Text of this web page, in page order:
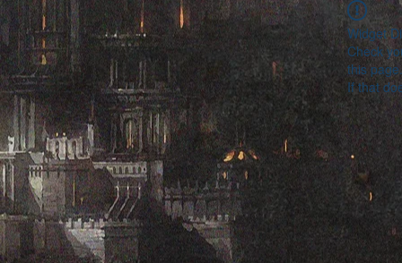
Widget
Check
this page.
If that